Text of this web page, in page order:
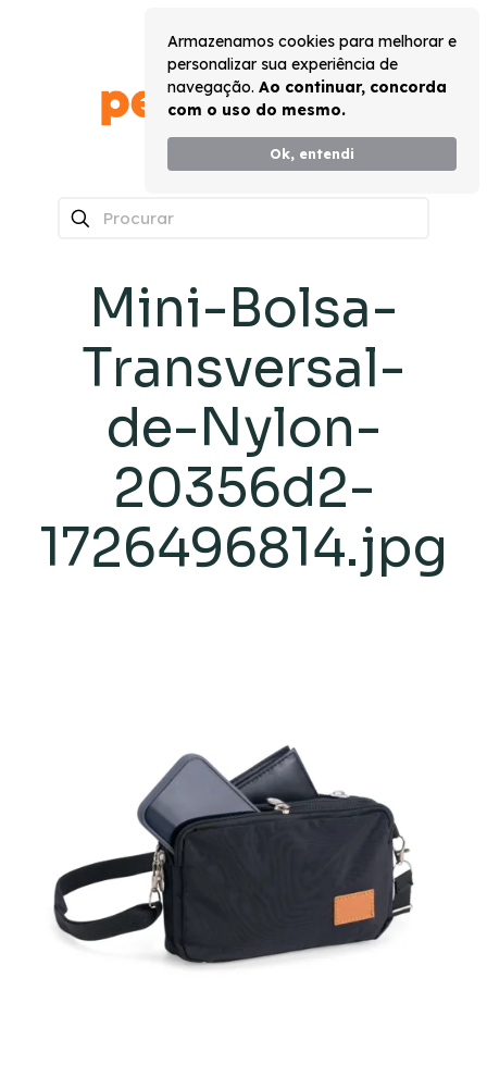
Armazenamos cookies para melhorar e
personalizar sua experiência de
navegação. Ao continuar, concorda
com o uso do mesmo.
Ok, entendi
Mini-Bolsa-
Transversal-
de-Nylon-
20356d2-
1726496814.jpg